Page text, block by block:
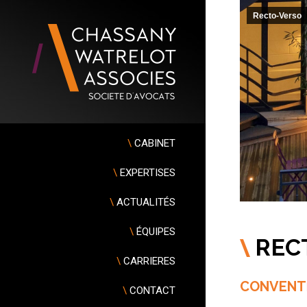
\ CABINET
\ EXPERTISES
\ ACTUALITÉS
\ ÉQUIPES
\ CARRIERES
\ CONTACT
Recto-Verso
\ R